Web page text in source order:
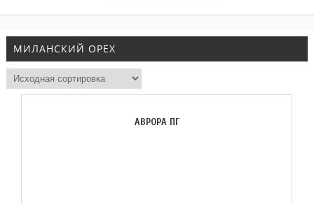
МИЛАНСКИЙ ОРЕХ
АВРОРА ПГ